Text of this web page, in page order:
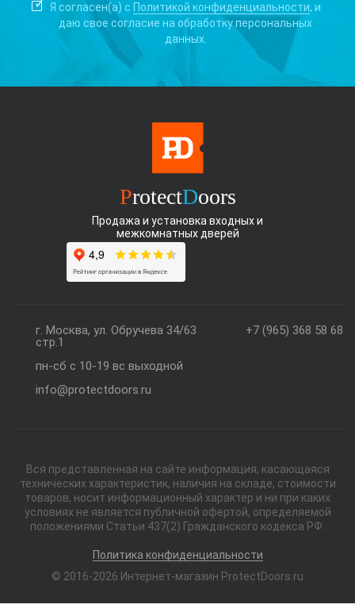
Я согласен(а) с Политикой конфиденциальности, и
даю свое согласие на обработку персональных
данных.
ProtectDoors
Продажа и установка входных и
межкомнатных дверей
+7 (965) 368 58 68
г. Москва, ул. Обручева 34/63
стр.1
пн-сб с 10-19 вс выходной
info@protectdoors.ru
Вся представленная на сайте информация, касающаяся
технических характеристик, наличия на складе, стоимости
товаров, носит информационный характер и ни при каких
условиях не является публичной офертой, определяемой
положениями Статьи 437(2) Гражданского кодекса РФ.
Политика конфиденциальности
© 2016-2026 Интернет-магазин ProtectDoors.ru